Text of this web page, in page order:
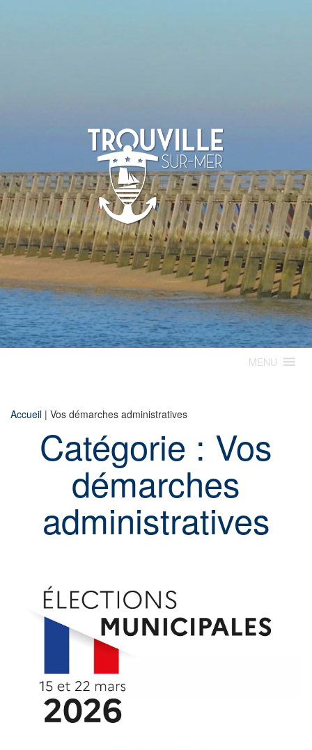
TROUVILLE-
SUR-MER
MENU
Accueil | Vos démarches administratives
Catégorie : Vos
démarches
administratives